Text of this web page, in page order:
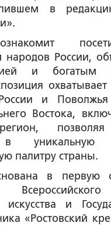
в
народов России,
и богатым
и
Востока,
в уникальную
палитру страны.
в первую
искусства и
«Ростовский